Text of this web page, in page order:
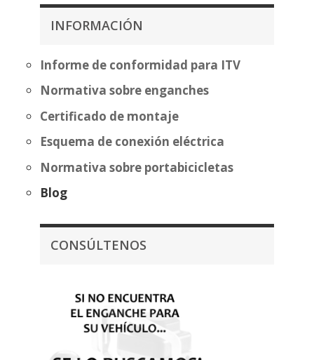
INFORMACIÓN
Informe de conformidad para ITV
Normativa sobre enganches
Certificado de montaje
Esquema de conexión eléctrica
Normativa sobre portabicicletas
Blog
CONSÚLTENOS